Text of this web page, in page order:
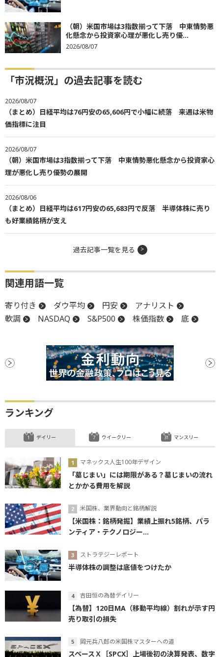
（朝）米国市場は3指数揃って下落 中東情勢悪
化懸念から投資家心理が悪化し売り優...
2026/08/07
「市況概況」の過去記事を読む
2026/08/07
（まとめ）日経平均は76円安の65,606円で小幅に続落 来週は米物
価指標に注目
2026/08/07
（朝）米国市場は3指数揃って下落 中東情勢悪化懸念から投資家心
理が悪化し売り優勢の展開
2026/08/06
（まとめ）日経平均は617円安の65,683円で反落 半導体株に売り
も好業績銘柄が支え
過去記事一覧を見る
関連用語一覧
寄り付き ダウ平均 円安
アナリスト
軟調
NASDAQ S&P500 株価指数 底
ランキング
デイリー
マネックス人生100年デザイン
「墓じまい」には期限がある？墓じまいの流れ
とかかる費用を解説
米国株、業界動向と銘柄解説
【米国株：銘柄発掘】業績上振れ5銘柄、パラ
ンティア・テクノロジー...
ストラテジーレポート
半導体株の調整は底値をつけたか
吉田恒の為替デイリー
【為替】120日MA（移動平均線）割れが示す円
売り取引の損失
岡元兵八郎の米国株マスターへの道
スペースＸ［SPCX］上場後初の決算発表、数字
ウイークリー マンスリー